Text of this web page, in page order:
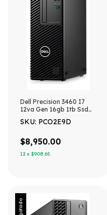
Dell Precision 3460 I7
12va Gen 16gb 1tb Ssd
Graficos Integrados
SKU: PCO2E9D
$8,950.00
12 x $908.65
Agotado